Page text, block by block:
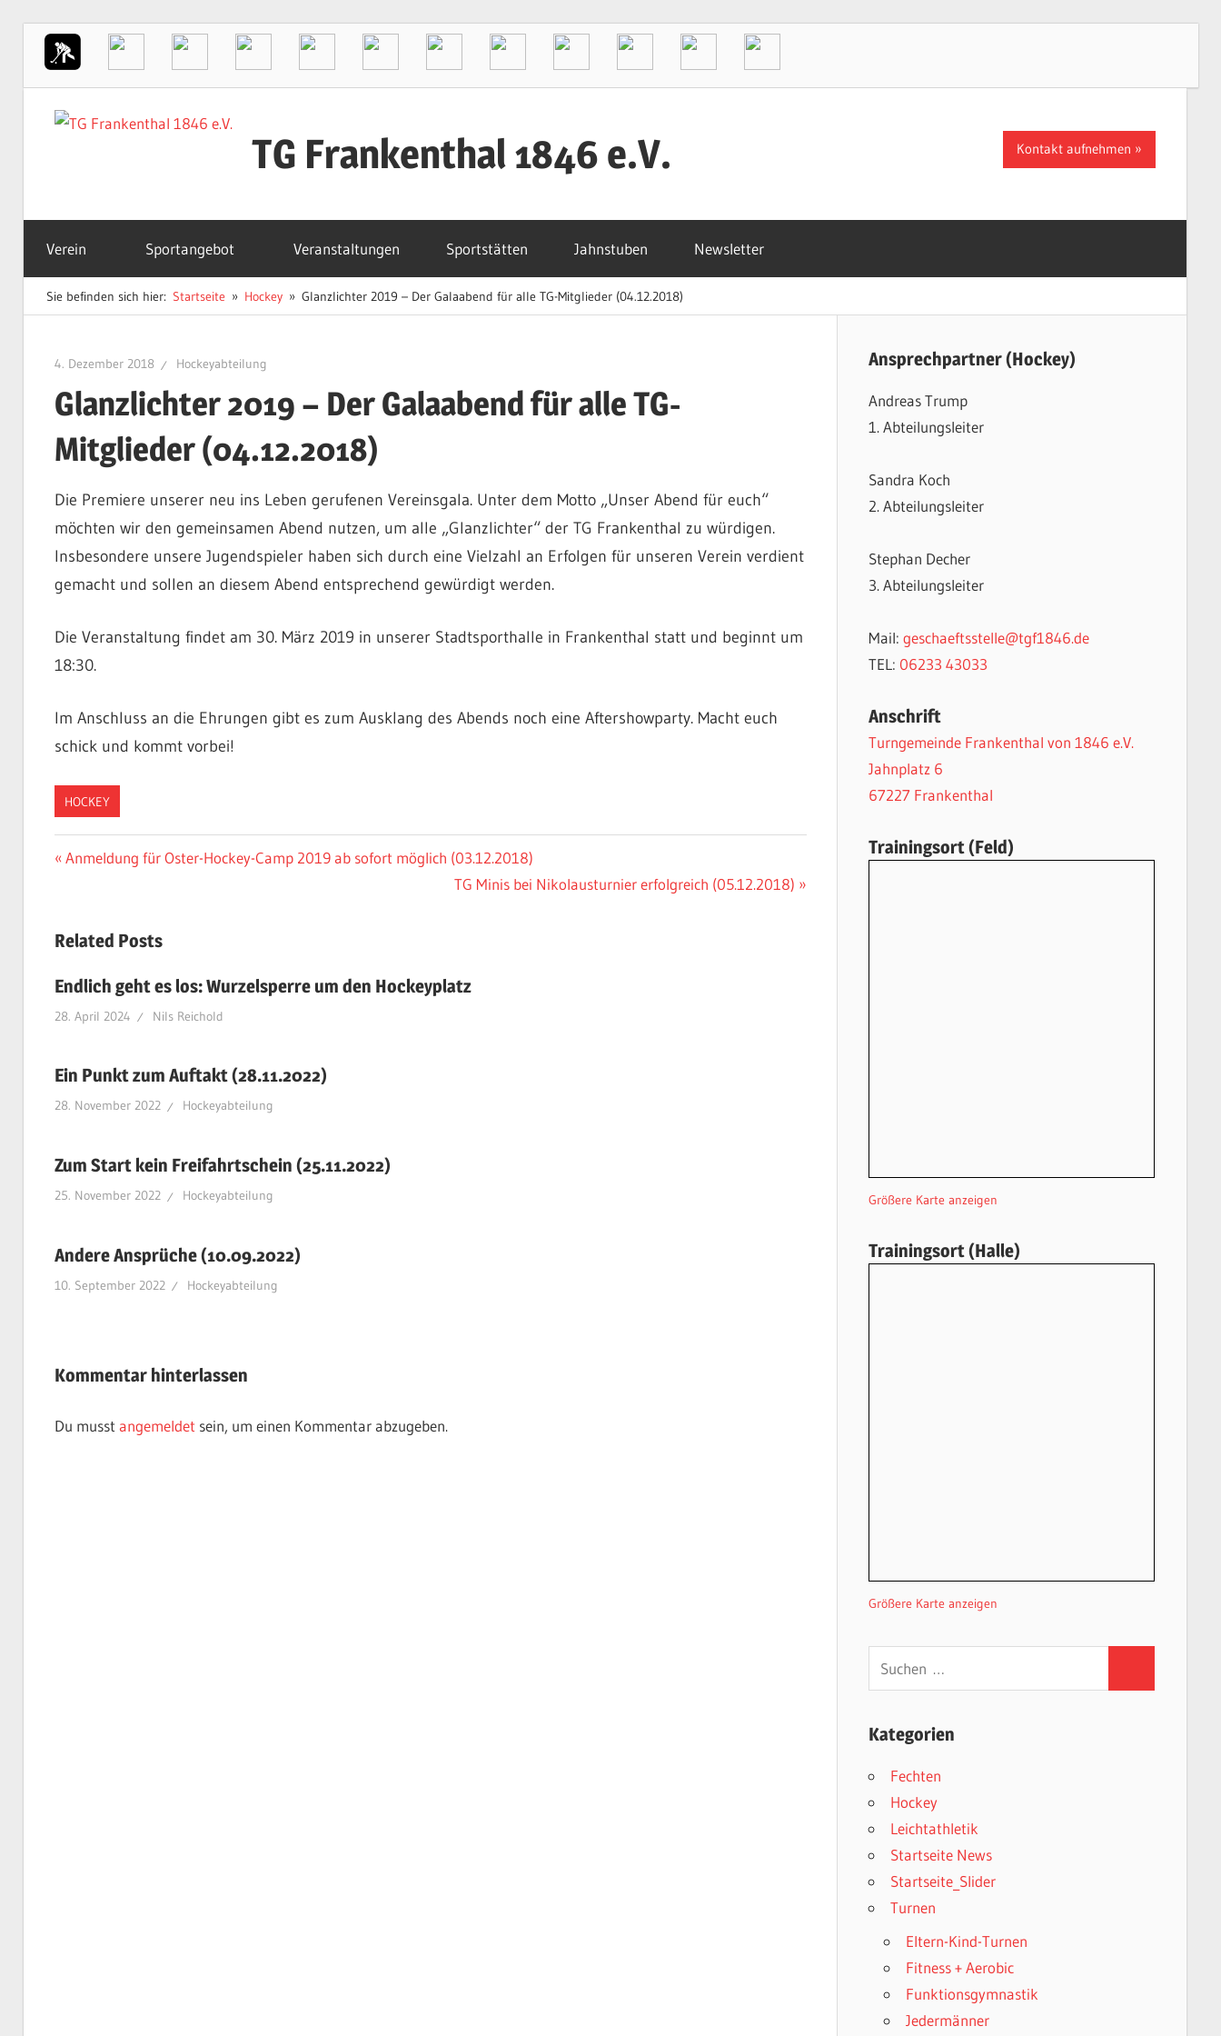
Inhalt
TG Frankenthal 1846 e.V.
Sportverein
in
Frankenthal
Kontakt aufnehmen
Verein Sportangebot Veranstaltungen Sportstätten Jahnstuben Newsletter
Sie befinden sich hier: Startseite Hockey Glanzlichter 2019 – Der Galaabend für alle TG-Mitglieder (04.12.2018)
4. Dezember 2018 Hockeyabteilung
Glanzlichter 2019 – Der Galaabend für alle TG-
Mitglieder (04.12.2018)
Die Premiere unserer neu ins Leben gerufenen Vereinsgala. Unter dem Motto „Unser Abend für euch“
möchten wir den gemeinsamen Abend nutzen, um alle „Glanzlichter“ der TG Frankenthal zu würdigen.
Insbesondere unsere Jugendspieler haben sich durch eine Vielzahl an Erfolgen für unseren Verein verdient
gemacht und sollen an diesem Abend entsprechend gewürdigt werden.
Die Veranstaltung findet am 30. März 2019 in unserer Stadtsporthalle in Frankenthal statt und beginnt um
18:30.
Im Anschluss an die Ehrungen gibt es zum Ausklang des Abends noch eine Aftershowparty. Macht euch
schick und kommt vorbei!
HOCKEY
Beitragsnavigation
Vorheriger
Anmeldung für Oster-Hockey-Camp 2019 ab sofort möglich (03.12.2018)
Nächster
TG Minis bei Nikolausturnier erfolgreich (05.12.2018)
Related Posts
Endlich geht es los: Wurzelsperre um den Hockeyplatz
28. April 2024 Nils Reichold
Ein Punkt zum Auftakt (28.11.2022)
28. November 2022 Hockeyabteilung
Zum Start kein Freifahrtschein (25.11.2022)
25. November 2022 Hockeyabteilung
Andere Ansprüche (10.09.2022)
10. September 2022 Hockeyabteilung
Kommentar hinterlassen
Du musst angemeldet sein, um einen Kommentar abzugeben.
Ansprechpartner (Hockey)
Andreas Trump
1. Abteilungsleiter
Sandra Koch
2. Abteilungsleiter
Stephan Decher
3. Abteilungsleiter
Mail: geschaeftsstelle@tgf1846.de
TEL: 06233 43033
Anschrift
Turngemeinde Frankenthal von 1846 e.V.
Jahnplatz 6
67227 Frankenthal
Trainingsort (Feld)
Größere Karte anzeigen
Trainingsort (Halle)
Größere Karte anzeigen
Kategorien
Fechten
Hockey
Leichtathletik
Startseite News
Startseite_Slider
Turnen
Eltern-Kind-Turnen
Fitness + Aerobic
Funktionsgymnastik
Jedermänner